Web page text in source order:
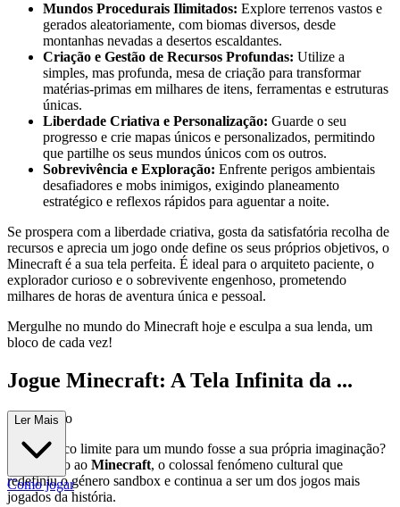
Mundos Procedurais Ilimitados: Explore terrenos vastos e
gerados aleatoriamente, com biomas diversos, desde
montanhas nevadas a desertos escaldantes.
Criação e Gestão de Recursos Profundas: Utilize a
simples, mas profunda, mesa de criação para transformar
matérias-primas em milhares de itens, ferramentas e estruturas
únicas.
Liberdade Criativa e Personalização: Guarde o seu
progresso e crie mapas únicos e personalizados, permitindo
que partilhe os seus mundos únicos com os outros.
Sobrevivência e Exploração: Enfrente perigos ambientais
desafiadores e mobs inimigos, exigindo planeamento
estratégico e reflexos rápidos para aguentar a noite.
Se prospera com a liberdade criativa, gosta da satisfatória recolha de
recursos e aprecia um jogo onde define os seus próprios objetivos, o
Minecraft é a sua tela perfeita. É ideal para o arquiteto paciente, o
explorador curioso e o sobrevivente engenhoso, prometendo
milhares de horas de aventura única e pessoal.
Mergulhe no mundo do Minecraft hoje e esculpa a sua lenda, um
bloco de cada vez!
Jogue Minecraft: A Tela Infinita da ...
Imaginação
E se o único limite para um mundo fosse a sua própria imaginação?
Bem-vindo ao Minecraft, o colossal fenómeno cultural que
redefiniu o género sandbox e continua a ser um dos jogos mais
jogados da história.
Ler Mais
Como jogar